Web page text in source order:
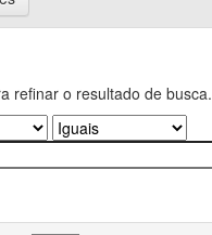
refinar o resultado de busca.